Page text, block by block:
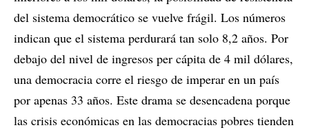
del sistema democrático se vuelve frágil. Los números
indican que el sistema perdurará tan solo 8,2 años. Por
debajo del nivel de ingresos per cápita de 4 mil dólares,
una democracia corre el riesgo de imperar en un país
por apenas 33 años. Este drama se desencadena porque
las crisis económicas en las democracias pobres tienden